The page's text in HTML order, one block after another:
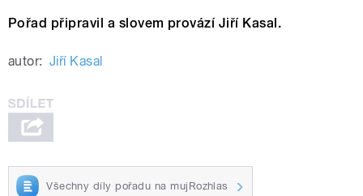
Pořad připravil a slovem provází Jiří Kasal.
autor: Jiří Kasal
Všechny díly pořadu na mujRozhlas